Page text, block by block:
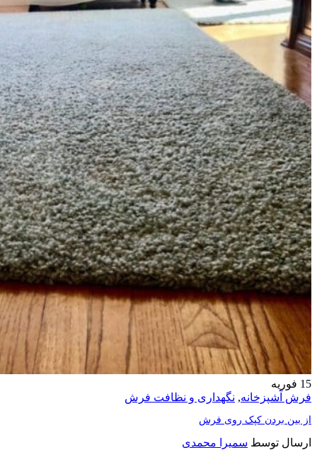
15 فوریه
فرش آشپزخانه, نگهداری و نظافت فرش
از بین بردن کپک روی فرش
ارسال توسط سمیرا محمدی